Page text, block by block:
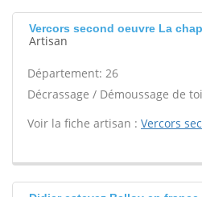
Vercors second oeuvre La
Artisan
Département: 26
Décrassage / Démoussage de
Voir la fiche artisan : Vercors